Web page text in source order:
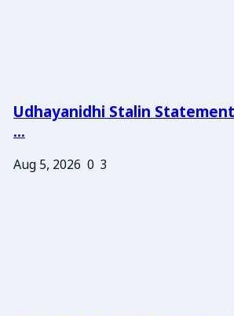
Udhayanidhi Stalin
...
Aug 5, 2026 0 3